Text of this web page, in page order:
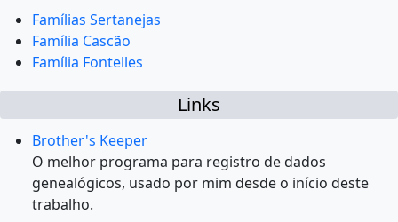
Famílias Sertanejas
Família Cascão
Família Fontelles
Links
Brother's Keeper
O melhor programa para registro de dados
genealógicos, usado por mim desde o início deste
trabalho.